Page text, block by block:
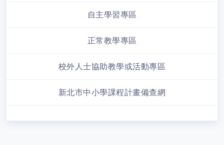
自主學習專區
正常教學專區
校外人士協助教學或活動專區
新北市中小學課程計畫備查網